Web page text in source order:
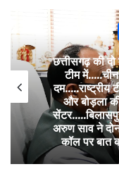
छत्तीसगढ़ की दो
टीम में…..चीन
दम…..राष्ट्रीय
और बोड़ला
अरुण साव ने
कॉल पर बात